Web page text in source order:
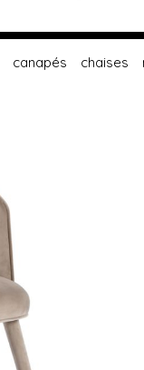
canapés chaises